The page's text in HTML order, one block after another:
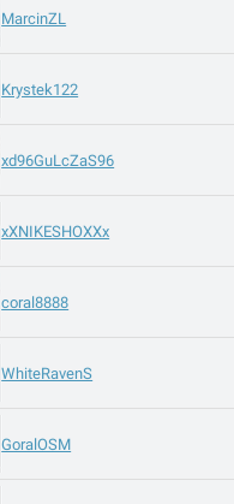
MarcinZL
Krystek122
xd96GuLcZaS96
xXNIKESHOXXx
coral8888
WhiteRavenS
GoralOSM